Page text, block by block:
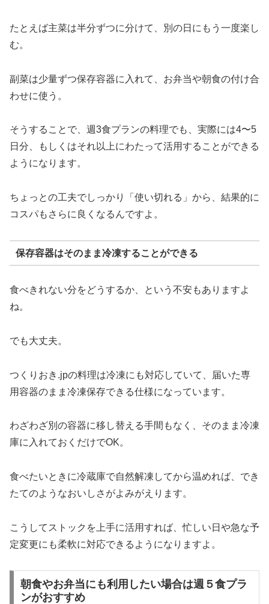
たとえば主菜は半分ずつに分けて、別の日にもう一度楽し
む。
副菜は少量ずつ保存容器に入れて、お弁当や朝食の付け合
わせに使う。
そうすることで、週3食プランの料理でも、実際には4〜5
日分、もしくはそれ以上にわたって活用することができる
ようになります。
ちょっとの工夫でしっかり「使い切れる」から、結果的に
コスパもさらに良くなるんですよ。
保存容器はそのまま冷凍することができる
食べきれない分をどうするか、という不安もありますよ
ね。
でも大丈夫。
つくりおき.jpの料理は冷凍にも対応していて、届いた専
用容器のまま冷凍保存できる仕様になっています。
わざわざ別の容器に移し替える手間もなく、そのまま冷凍
庫に入れておくだけでOK。
食べたいときに冷蔵庫で自然解凍してから温めれば、でき
たてのようなおいしさがよみがえります。
こうしてストックを上手に活用すれば、忙しい日や急な予
定変更にも柔軟に対応できるようになりますよ。
朝食やお弁当にも利用したい場合は週５食プラ
ンがおすすめ